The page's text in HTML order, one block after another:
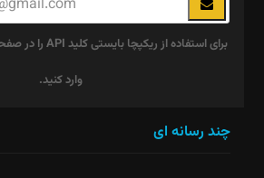
وارد کنید.
چند رسانه ای